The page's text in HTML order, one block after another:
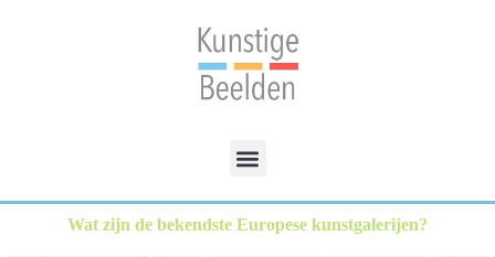
Wat zijn de bekendste Europese kunstgalerijen?